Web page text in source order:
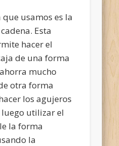
usamos es la
Esta
hacer el
de una forma
mucho
otra forma
los agujeros
luego utilizar el
la forma
la